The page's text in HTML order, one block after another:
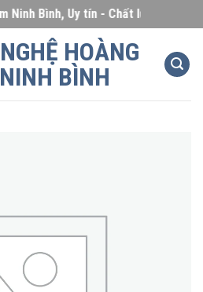
Ninh Bình, Uy tín - Chất lượng - Giá